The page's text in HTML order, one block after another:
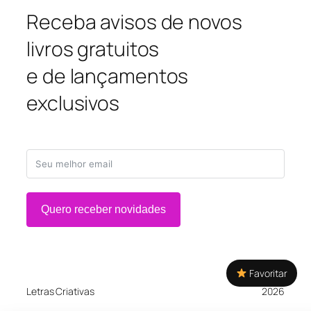
Receba avisos de novos
livros gratuitos
e de lançamentos
exclusivos
Quero receber novidades
Letras Criativas 2026
Favoritar